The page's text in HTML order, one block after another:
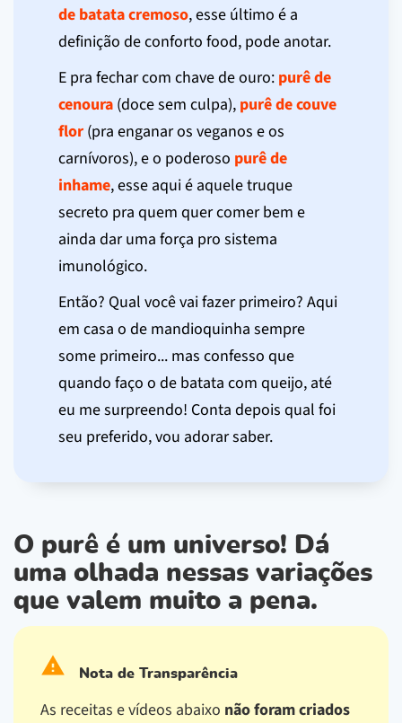
de batata cremoso, esse último é a
definição de conforto food, pode anotar.
E pra fechar com chave de ouro: purê de
cenoura (doce sem culpa), purê de couve
flor (pra enganar os veganos e os
carnívoros), e o poderoso purê de
inhame, esse aqui é aquele truque
secreto pra quem quer comer bem e
ainda dar uma força pro sistema
imunológico.
Então? Qual você vai fazer primeiro? Aqui
em casa o de mandioquinha sempre
some primeiro... mas confesso que
quando faço o de batata com queijo, até
eu me surpreendo! Conta depois qual foi
seu preferido, vou adorar saber.
O purê é um universo! Dá
uma olhada nessas variações
que valem muito a pena.
Nota de Transparência
As receitas e vídeos abaixo não foram criados